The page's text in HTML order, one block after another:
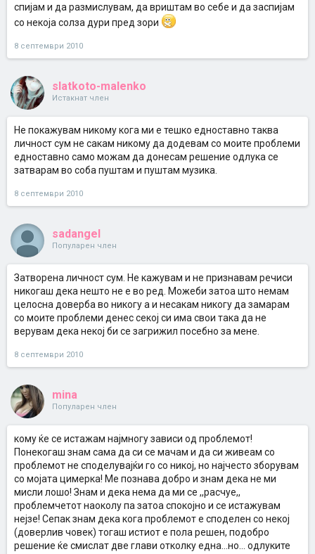
спијам и да размислувам, да вриштам во себе и да заспијам
со некоја солза дури пред зори
8 септември 2010
slatkoto-malenko
Истакнат член
Не покажувам никому кога ми е тешко едноставно таква
личност сум не сакам никому да додевам со моите проблеми
едноставно само можам да донесам решение одлука се
затварам во соба пуштам и пуштам музика.
8 септември 2010
sadangel
Популарен член
Затворена личност сум. Не кажувам и не признавам речиси
никогаш дека нешто не е во ред. Можеби затоа што немам
целосна доверба во никогу а и несакам никогу да замарам
со моите проблеми денес секој си има свои така да не
верувам дека некој би се загрижил посебно за мене.
8 септември 2010
mina
Популарен член
кому ќе се истажам најмногу зависи од проблемот!
Понекогаш знам сама да си се мачам и да си живеам со
проблемот не споделувајќи го со никој, но најчесто зборувам
со мојата цимерка! Ме познава добро и знам дека не ми
мисли лошо! Знам и дека нема да ми се ,,расчуе,,
проблемчетот наоколу па затоа спокојно и се истажувам
нејзе! Сепак знам дека кога проблемот е споделен со некој
(доверлив човек) тогаш истиот е пола решен, подобро
решение ќе смислат две глави отколку една...но... одлуките